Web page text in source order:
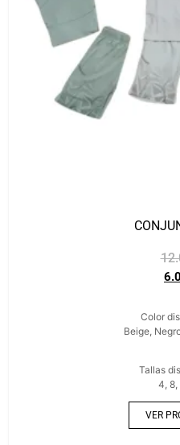
Color
Beige,
Tallas
4, 8,
VER